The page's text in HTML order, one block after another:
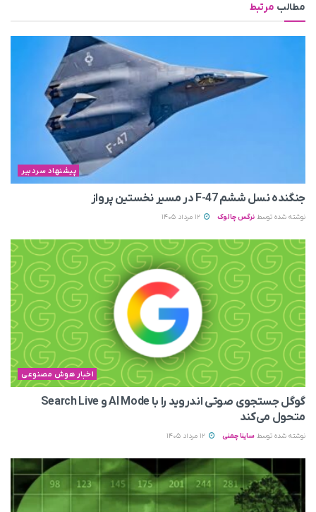
مطالب مرتبط
پیشنهاد سردبیر
جنگنده نسل ششم F-47 در مسیر نخستین پرواز
نوشته شده توسط نرگس چالوک
اخبار هوش مصنوعی
گوگل جستجوی صوتی اندروید را با AI Mode و Search Live
متحول می‌کند
نوشته شده توسط ساینا چمنی